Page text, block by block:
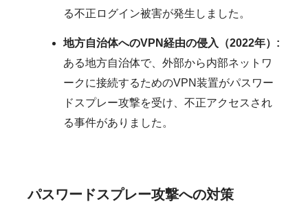
る不正ログイン被害が発生しました。
地方自治体へのVPN経由の侵入（2022年）:
ある地方自治体で、外部から内部ネットワ
ークに接続するためのVPN装置がパスワー
ドスプレー攻撃を受け、不正アクセスされ
る事件がありました。
パスワードスプレー攻撃への対策